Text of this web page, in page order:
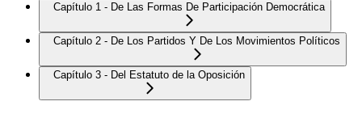
Capítulo 1 - De Las Formas De Participación Democrática
Capítulo 2 - De Los Partidos Y De Los Movimientos Políticos
Capítulo 3 - Del Estatuto de la Oposición